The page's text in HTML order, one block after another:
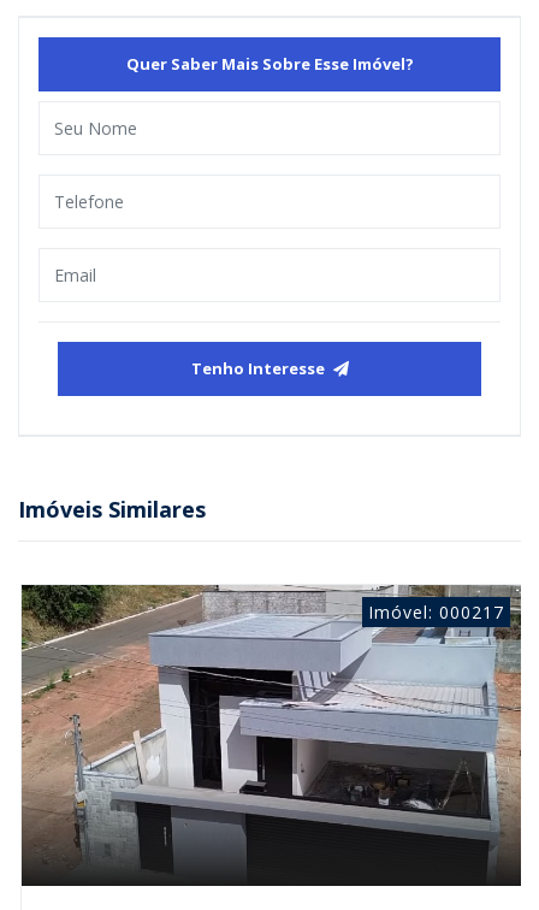
Quer Saber Mais Sobre Esse Imóvel?
Tenho Interesse
Imóveis Similares
Imóvel: 000217